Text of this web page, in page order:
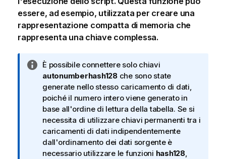
essere, ad esempio, utilizzata per creare una
rappresentazione compatta di memoria che
rappresenta una chiave complessa.
N
o
t
a
i
n
f
o
r
È possibile connettere solo chiavi
autonumberhash128che sono state
generate nello stesso caricamento di dati,
poiché il numero intero viene generato in
base all'ordine di lettura della tabella. Se si
necessita di utilizzare chiavi permanenti tra i
caricamenti di dati indipendentemente
dall'ordinamento dei dati sorgente è
necessario utilizzare le funzioni hash128,